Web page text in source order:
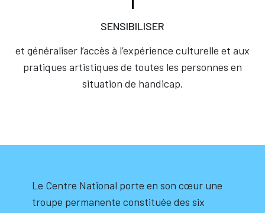
SENSIBILISER
et généraliser l’accès à l’expérience culturelle et aux
pratiques artistiques de toutes les personnes en
situation de handicap.
Le Centre National porte en son cœur une
troupe permanente constituée des six